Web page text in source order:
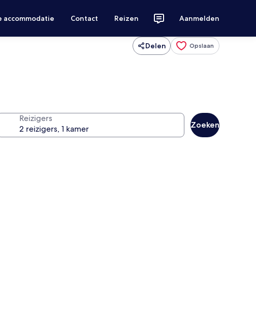
accommodatie Contact Reizen Aanmelden
Delen Opslaan
Reizigers
Zoeken